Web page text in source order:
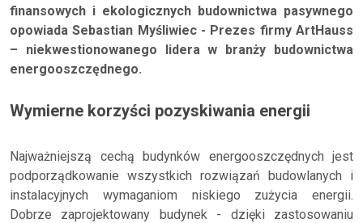
finansowych i ekologicznych budownictwa pasywnego
opowiada Sebastian Myśliwiec - Prezes firmy ArtHauss
– niekwestionowanego lidera w branży budownictwa
energooszczędnego.
Wymierne korzyści pozyskiwania energii
Najważniejszą cechą budynków energooszczędnych jest
podporządkowanie wszystkich rozwiązań budowlanych i
instalacyjnych wymaganiom niskiego zużycia energii.
Dobrze zaprojektowany budynek - dzięki zastosowaniu